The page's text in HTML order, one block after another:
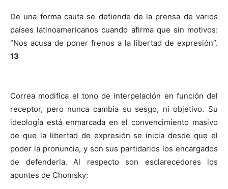
De una forma cauta se defiende de la prensa de varios
países latinoamericanos cuando afirma que sin motivos:
“Nos acusa de poner frenos a la libertad de expresión”.
13
Correa modifica el tono de interpelación en función del
receptor, pero nunca cambia su sesgo, ni objetivo. Su
ideología está enmarcada en el convencimiento masivo
de que la libertad de expresión se inicia desde que el
poder la pronuncia, y son sus partidarios los encargados
de defenderla. Al respecto son esclarecedores los
apuntes de Chomsky: